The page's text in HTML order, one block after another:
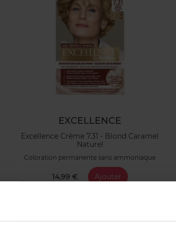
EXCELLENCE
Excellence Crème 7.31 - Blond Caramel
Naturel
Coloration permanente sans ammoniaque
14,99 € Ajouter